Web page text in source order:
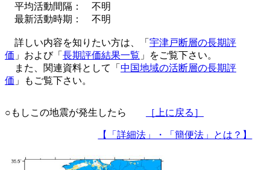
平均活動間隔： 不明
最新活動時期： 不明
詳しい内容を知りたい方は、「 宇津戸断層の長期評
価 」および「 長期評価結果一覧 」をご覧下さい。
また、関連資料として「 中国地域の活断層の長期評
価 」もご覧下さい。
○もしこの地震が発生したら ［上に戻る］
【「詳細法」・「簡便法」とは？】